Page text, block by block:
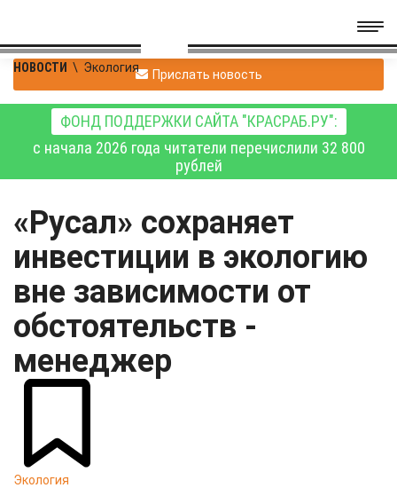
НОВОСТИ \ Экология Прислать новость
ФОНД ПОДДЕРЖКИ САЙТА "КРАСРАБ.РУ":
с начала 2026 года читатели перечислили 32 800
рублей
«Русал» сохраняет
инвестиции в экологию
вне зависимости от
обстоятельств -
менеджер
Экология